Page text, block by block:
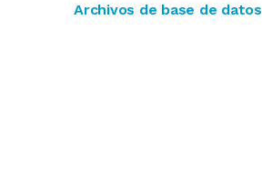
Archivos de base de datos